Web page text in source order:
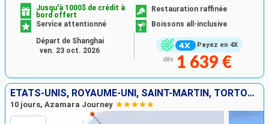
Payez en 4X
Jusqu'à 1000$ de crédit à
bord offert
Restauration raffinée
Service attentionné
Boissons all-inclusive
dès 1 639 €
Départ de Shanghai
ven. 23 oct. 2026
ÉTATS-UNIS, ROYAUME-UNI, SAINT-MARTIN, TORTOLA, PORTO RICO
10 jours, Azamara Journey